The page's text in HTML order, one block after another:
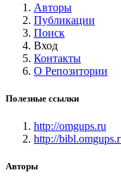
Авторы
Публикации
Поиск
Вход
Контакты
О Репозитории
Полезные ссылки
http://omgups.ru
http://
Авторы